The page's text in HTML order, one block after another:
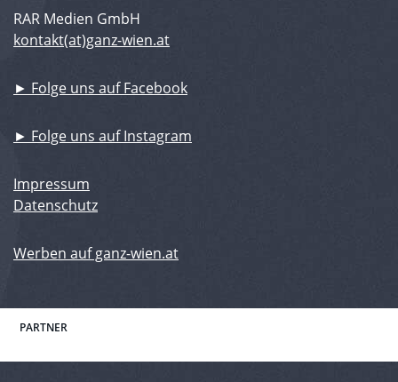
RAR Medien GmbH
kontakt(at)ganz-wien.at
► Folge uns auf Facebook
► Folge uns auf Instagram
Impressum
Datenschutz
Werben auf ganz-wien.at
PARTNER